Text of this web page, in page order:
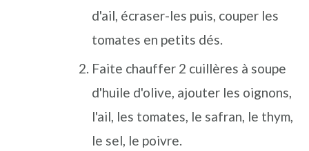
d'ail, écraser-les puis, couper les
tomates en petits dés.
Faite chauffer 2 cuillères à soupe
d'huile d'olive, ajouter les oignons,
l'ail, les tomates, le safran, le thym,
le sel, le poivre.